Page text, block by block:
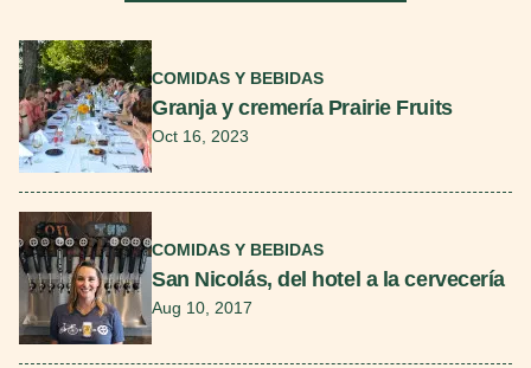
COMIDAS Y BEBIDAS
Granja y cremería Prairie Fruits
Oct 16, 2023
COMIDAS Y BEBIDAS
San Nicolás, del hotel a la cervecería
Aug 10, 2017